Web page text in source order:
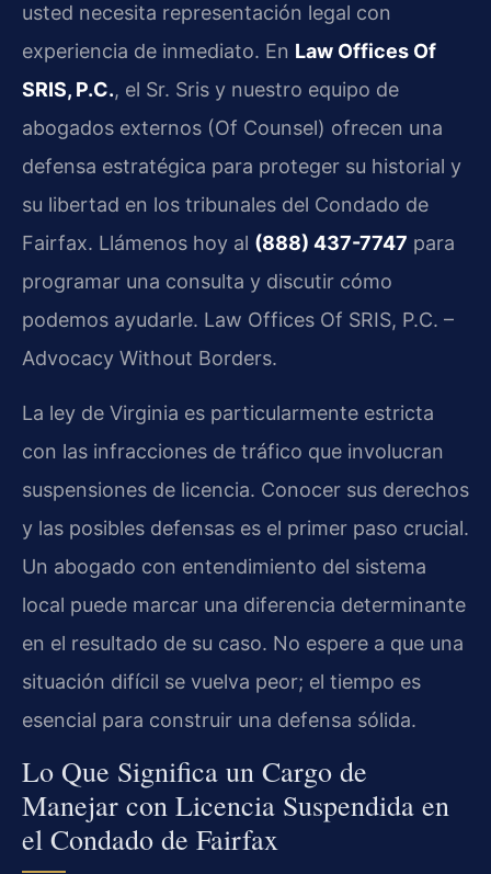
usted necesita representación legal con
experiencia de inmediato. En Law Offices Of
SRIS, P.C., el Sr. Sris y nuestro equipo de
abogados externos (Of Counsel) ofrecen una
defensa estratégica para proteger su historial y
su libertad en los tribunales del Condado de
Fairfax. Llámenos hoy al (888) 437-7747 para
programar una consulta y discutir cómo
podemos ayudarle. Law Offices Of SRIS, P.C. –
Advocacy Without Borders.
La ley de Virginia es particularmente estricta
con las infracciones de tráfico que involucran
suspensiones de licencia. Conocer sus derechos
y las posibles defensas es el primer paso crucial.
Un abogado con entendimiento del sistema
local puede marcar una diferencia determinante
en el resultado de su caso. No espere a que una
situación difícil se vuelva peor; el tiempo es
esencial para construir una defensa sólida.
Lo Que Significa un Cargo de
Manejar con Licencia Suspendida en
el Condado de Fairfax